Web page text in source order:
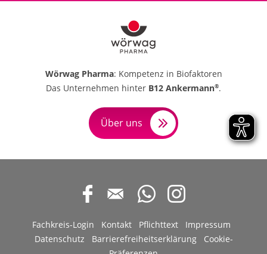
Wörwag Pharma: Kompetenz in Biofaktoren
Das Unternehmen hinter B12 Ankermann®.
Über uns
Fachkreis-Login Kontakt Pflichttext
Impressum
Datenschutz
Barrierefreiheitserklärung
Cookie-